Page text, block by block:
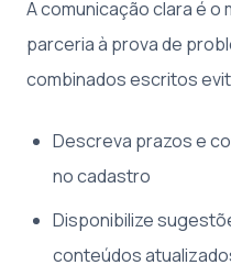
A comunicação clara é o
parceria à prova de
combinados escritos
Descreva prazos e
no cadastro
Disponibilize
conteúdos